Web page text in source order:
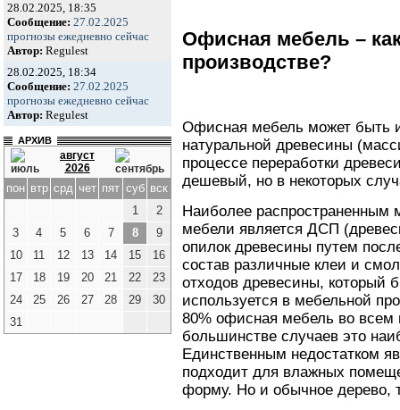
28.02.2025, 18:35
Сообщение: 27.02.2025
прогнозы ежедневно сейчас
Автор: Regulest
28.02.2025, 18:34
Сообщение: 27.02.2025
прогнозы ежедневно сейчас
Автор: Regulest
АРХИВ
август
2026
пон втр срд чет пят суб вск
1
2
3
4 5 6 7 8
9
10
11 12 13 14 15
16
17
18 19 20 21 22
23
24
25 26 27 28 29
30
31
Офисная мебель –
производстве?
Офисная мебель может быть
натуральной древесины
процессе переработки
дешевый, но в некоторых
Наиболее распространенным
мебели является ДСП
опилок древесины путем
состав различные клеи и
отходов древесины, который
используется в мебельной
80% офисная мебель во всем
большинстве случаев это
Единственным недостатком
подходит для влажных
форму. Но и обычное дерево,